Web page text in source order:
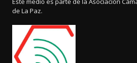
de La Paz.